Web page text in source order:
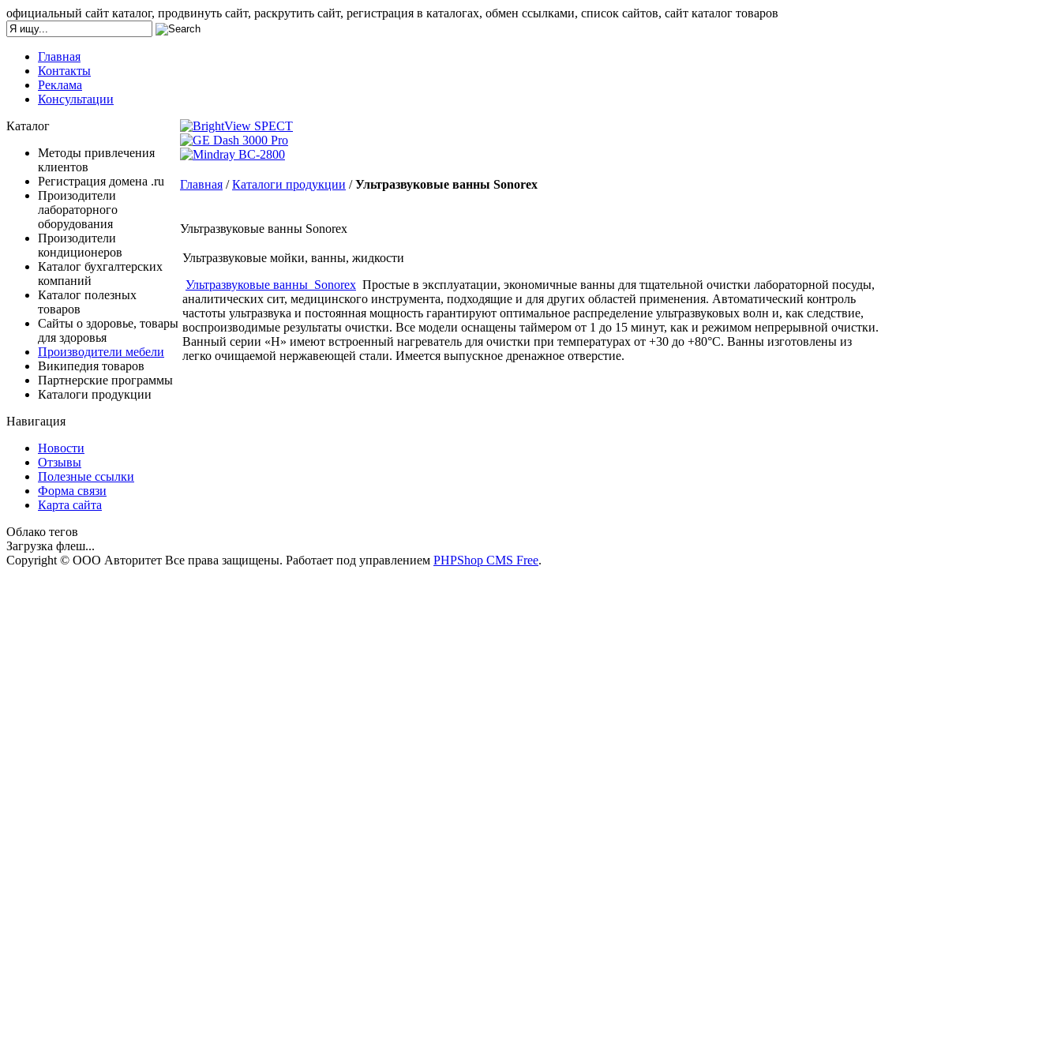
официальный сайт каталог, продвинуть сайт, раскрутить сайт, регистрация в каталогах, обмен ссылками, список сайтов, сайт каталог товаров
Главная
Контакты
Реклама
Консультации
Каталог
Методы привлечения
клиентов
Регистрация домена .ru
Произодители
лабораторного
оборудования
Произодители
кондиционеров
Каталог бухгалтерских
компаний
Каталог полезных
товаров
Сайты о здоровье, товары
для здоровья
Производители мебели
Википедия товаров
Партнерские программы
Каталоги продукции
Навигация
Новости
Отзывы
Полезные ссылки
Форма связи
Карта сайта
Облако тегов
Загрузка флеш...
Главная /Каталоги продукции /Ультразвуковые ванны Sonorex
Ультразвуковые ванны Sonorex
Ультразвуковые мойки, ванны, жидкости
Ультразвуковые ванны Sonorex Простые в эксплуатации, экономичные ванны для тщательной очистки лабораторной посуды,
аналитических сит, медицинского инструмента, подходящие и для других областей применения. Автоматический контроль
частоты ультразвука и постоянная мощность гарантируют оптимальное распределение ультразвуковых волн и, как следствие,
воспроизводимые результаты очистки. Все модели оснащены таймером от 1 до 15 минут, как и режимом непрерывной очистки.
Ванный серии «Н» имеют встроенный нагреватель для очистки при температурах от +30 до +80°С. Ванны изготовлены из
легко очищаемой нержавеющей стали. Имеется выпускное дренажное отверстие.
Copyright © ООО Авторитет Все права защищены. Работает под управлением PHPShop CMS Free.